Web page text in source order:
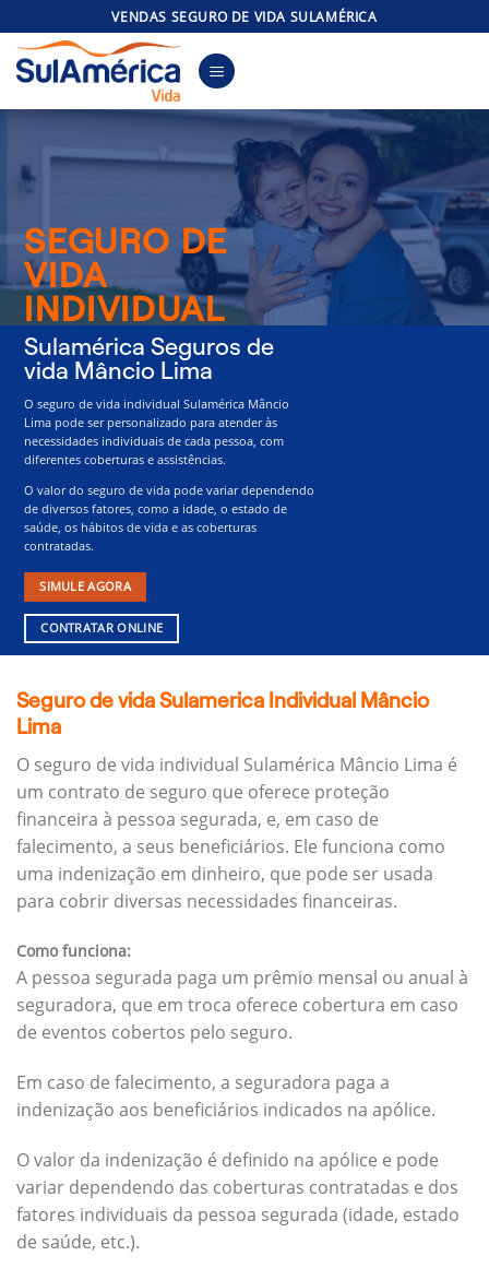
to
content
VENDAS SEGURO DE VIDA SULAMÉRICA
SEGURO DE
VIDA
INDIVIDUAL
Sulamérica Seguros de
vida Mâncio Lima
O seguro de vida individual Sulamérica Mâncio
Lima pode ser personalizado para atender às
necessidades individuais de cada pessoa, com
diferentes coberturas e assistências.
O valor do seguro de vida pode variar dependendo
de diversos fatores, como a idade, o estado de
saúde, os hábitos de vida e as coberturas
contratadas.
SIMULE AGORA
CONTRATAR ONLINE
Seguro de vida Sulamerica Individual Mâncio
Lima
O seguro de vida individual Sulamérica Mâncio Lima é
um contrato de seguro que oferece proteção
financeira à pessoa segurada, e, em caso de
falecimento, a seus beneficiários. Ele funciona como
uma indenização em dinheiro, que pode ser usada
para cobrir diversas necessidades financeiras.
Como funciona:
A pessoa segurada paga um prêmio mensal ou anual à
seguradora, que em troca oferece cobertura em caso
de eventos cobertos pelo seguro.
Em caso de falecimento, a seguradora paga a
indenização aos beneficiários indicados na apólice.
O valor da indenização é definido na apólice e pode
variar dependendo das coberturas contratadas e dos
fatores individuais da pessoa segurada (idade, estado
de saúde, etc.).